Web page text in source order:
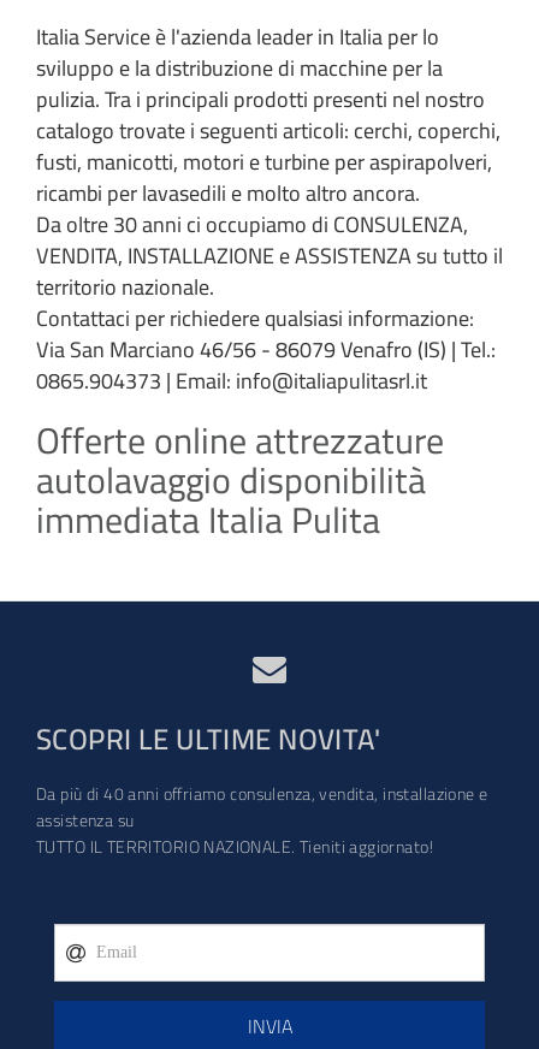
Italia Service è l'azienda leader in Italia per lo
sviluppo e la distribuzione di macchine per la
pulizia. Tra i principali prodotti presenti nel nostro
catalogo trovate i seguenti articoli: cerchi, coperchi,
fusti, manicotti, motori e turbine per aspirapolveri,
ricambi per lavasedili e molto altro ancora.
Da oltre 30 anni ci occupiamo di CONSULENZA,
VENDITA, INSTALLAZIONE e ASSISTENZA su tutto il
territorio nazionale.
Contattaci per richiedere qualsiasi informazione:
Via San Marciano 46/56 - 86079 Venafro (IS) | Tel.:
0865.904373 | Email: info@italiapulitasrl.it
Offerte online attrezzature
autolavaggio disponibilità
immediata Italia Pulita
SCOPRI LE ULTIME NOVITA'
Da più di 40 anni offriamo consulenza, vendita, installazione e
assistenza su
TUTTO IL TERRITORIO NAZIONALE. Tieniti aggiornato!
INVIA